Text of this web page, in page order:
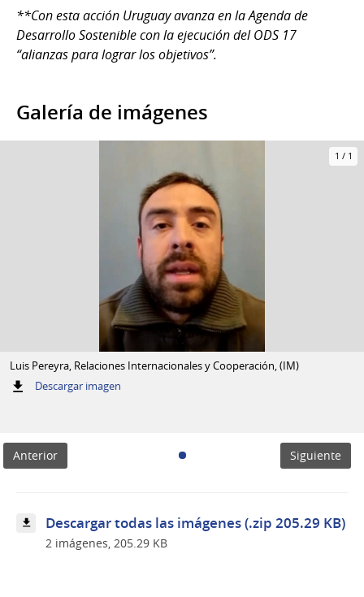
**Con esta acción Uruguay avanza en la Agenda de
Desarrollo Sostenible con la ejecución del ODS 17
“alianzas para lograr los objetivos”.
Galería de imágenes
1 / 1
Luis Pereyra, Relaciones Internacionales y Cooperación, (IM)
Descargar imagen:
Anterior Siguiente
Descargar todas las imágenes (.zip 205.29 KB)
2 imágenes, 205.29 KB